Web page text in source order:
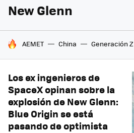
New Glenn
HOY SE HABLA DE
AEMET China Generación Z
Los ex ingenieros de
SpaceX opinan sobre la
explosión de New Glenn:
Blue Origin se está
pasando de optimista